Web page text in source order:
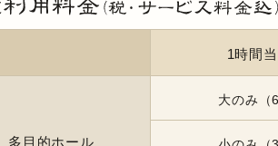
1時間
多目的ホール
大のみ（